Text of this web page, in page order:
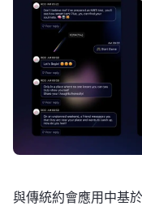
與傳統約會應用中基